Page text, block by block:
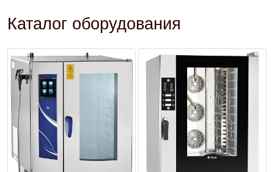
Каталог оборудования